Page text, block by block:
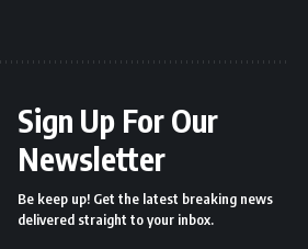
Sign Up For Our
Newsletter
Be keep up! Get the latest breaking news
delivered straight to your inbox.